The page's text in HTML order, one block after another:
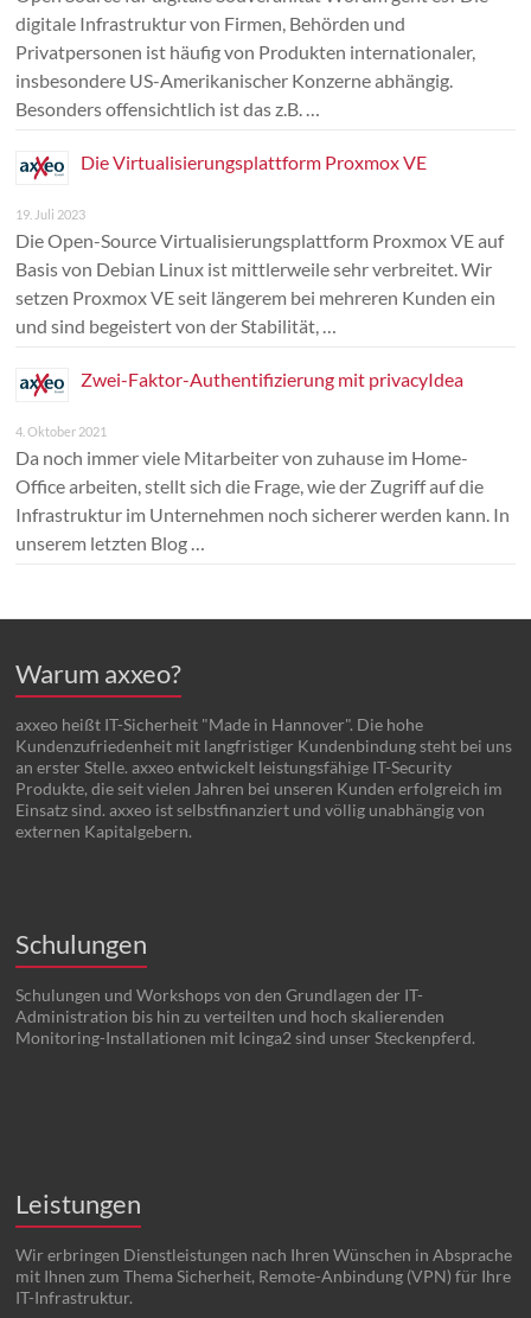
digitale Infrastruktur von Firmen, Behörden und
Privatpersonen ist häufig von Produkten internationaler,
insbesondere US-Amerikanischer Konzerne abhängig.
Besonders offensichtlich ist das z.B. …
Die Virtualisierungsplattform Proxmox VE
19. Juli 2023
Die Open-Source Virtualisierungsplattform Proxmox VE auf
Basis von Debian Linux ist mittlerweile sehr verbreitet. Wir
setzen Proxmox VE seit längerem bei mehreren Kunden ein
und sind begeistert von der Stabilität, …
Zwei-Faktor-Authentifizierung mit privacyIdea
4. Oktober 2021
Da noch immer viele Mitarbeiter von zuhause im Home-
Office arbeiten, stellt sich die Frage, wie der Zugriff auf die
Infrastruktur im Unternehmen noch sicherer werden kann. In
unserem letzten Blog …
Warum axxeo?
axxeo heißt IT-Sicherheit "Made in Hannover". Die hohe
Kundenzufriedenheit mit langfristiger Kundenbindung steht bei uns
an erster Stelle. axxeo entwickelt leistungsfähige IT-Security
Produkte, die seit vielen Jahren bei unseren Kunden erfolgreich im
Einsatz sind. axxeo ist selbstfinanziert und völlig unabhängig von
externen Kapitalgebern.
Schulungen
Schulungen und Workshops von den Grundlagen der IT-
Administration bis hin zu verteilten und hoch skalierenden
Monitoring-Installationen mit Icinga2 sind unser Steckenpferd.
Leistungen
Wir erbringen Dienstleistungen nach Ihren Wünschen in Absprache
mit Ihnen zum Thema Sicherheit, Remote-Anbindung (VPN) für Ihre
IT-Infrastruktur.